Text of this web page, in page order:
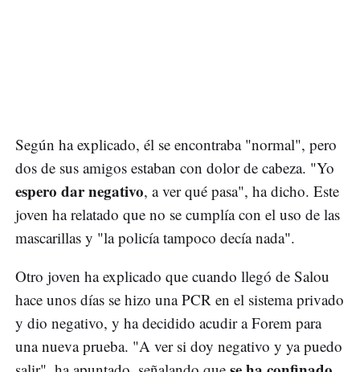
Según ha explicado, él se encontraba "normal", pero
dos de sus amigos estaban con dolor de cabeza. "Yo
espero dar negativo, a ver qué pasa", ha dicho. Este
joven ha relatado que no se cumplía con el uso de las
mascarillas y "la policía tampoco decía nada".
Otro joven ha explicado que cuando llegó de Salou
hace unos días se hizo una PCR en el sistema privado
y dio negativo, y ha decidido acudir a Forem para
una nueva prueba. "A ver si doy negativo y ya puedo